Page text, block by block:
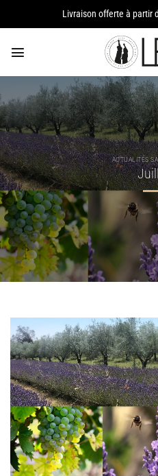
Livraison offerte à partir
ACTUALITÉS